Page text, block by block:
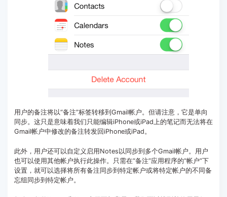
用户的备注将以“备注”标签转移到Gmail帐户。但请注意，它是单向
同步。这只是意味着我们只能编辑iPhone或iPad上的笔记而无法将在
Gmail帐户中修改的备注转发回iPhone或iPad。
此外，用户还可以自定义启用Notes以同步到多个Gmail帐户。用户
也可以使用其他帐户执行此操作。只需在“备注”应用程序的“帐户”下
设置，就可以选择将所有备注同步到特定帐户或将特定帐户的不同备
忘组同步到特定帐户。